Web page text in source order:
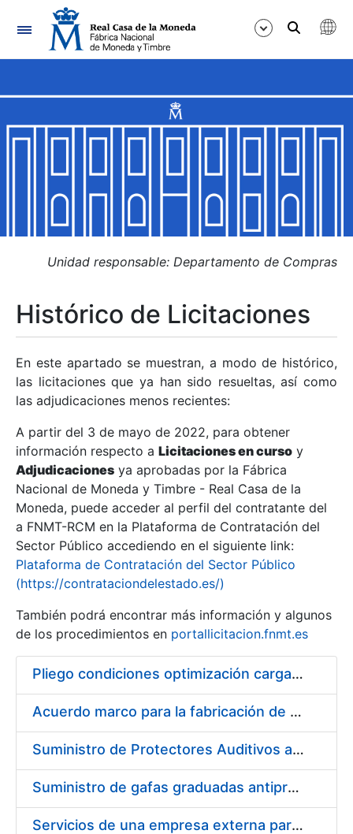
Navegación
Mostrar/Ocultar
Mostrar/Ocultar
Mostrar/Ocultar
Mostrar/Ocultar
Mostrar/Ocultar
Mostrar/Ocultar
Unidad responsable: Departamento de Compras
Histórico de Licitaciones
En este apartado se muestran, a modo de histórico,
las licitaciones que ya han sido resueltas, así como
las adjudicaciones menos recientes:
A partir del 3 de mayo de 2022, para obtener
información respecto a Licitaciones en curso y
Adjudicaciones ya aprobadas por la Fábrica
Nacional de Moneda y Timbre - Real Casa de la
Moneda, puede acceder al perfil del contratante del
a FNMT-RCM en la Plataforma de Contratación del
Sector Público accediendo en el siguiente link:
Plataforma de Contratación del Sector Público
(https://contrataciondelestado.es/)
También podrá encontrar más información y algunos
de los procedimientos en portallicitacion.fnmt.es
Pliego condiciones optimización cargas compras firmado
Acuerdo marco para la fabricación de piezas
Suministro de Protectores Auditivos a medida para las personas trabajadoras de los Centros de Trabajo de Madrid y Burgos
Suministro de gafas graduadas antiproyecciones para los trabajadores de la FNMT-RCM en los centros de trabajo de Madrid y Burgos
Servicios de una empresa externa para el asesoramiento y resolución de los recursos de alzada que se presentan relacionados con procesos de selección para la FNMT-RCM